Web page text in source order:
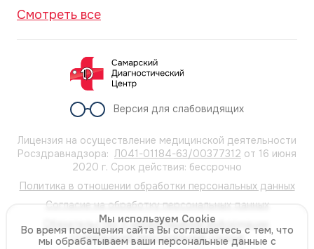
Смотреть все
Версия для слабовидящих
Лицензия на осуществление медицинской деятельности
Росздравнадзора: Л041-01184-63/00377312 от 16 июня
2020 г. Срок действия: бессрочно
Политика в отношении обработки персональных данных
Согласие на обработку персональных данных
Обязательство о неразглашении информации,
содержащей персональные данные
Мы используем Cookie
Во время посещения сайта Вы соглашаетесь с тем, что
мы обрабатываем ваши персональные данные с